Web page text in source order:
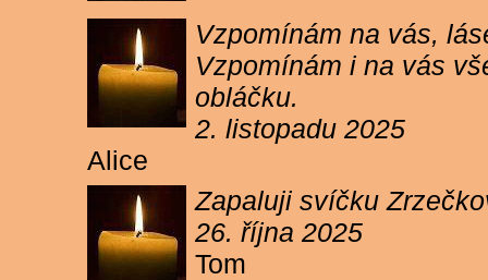
Vzpomínám na vás,
Vzpomínám i na vás
obláčku.
2. listopadu 2025
Alice
Zapaluji svíčku
26. října 2025
Tom